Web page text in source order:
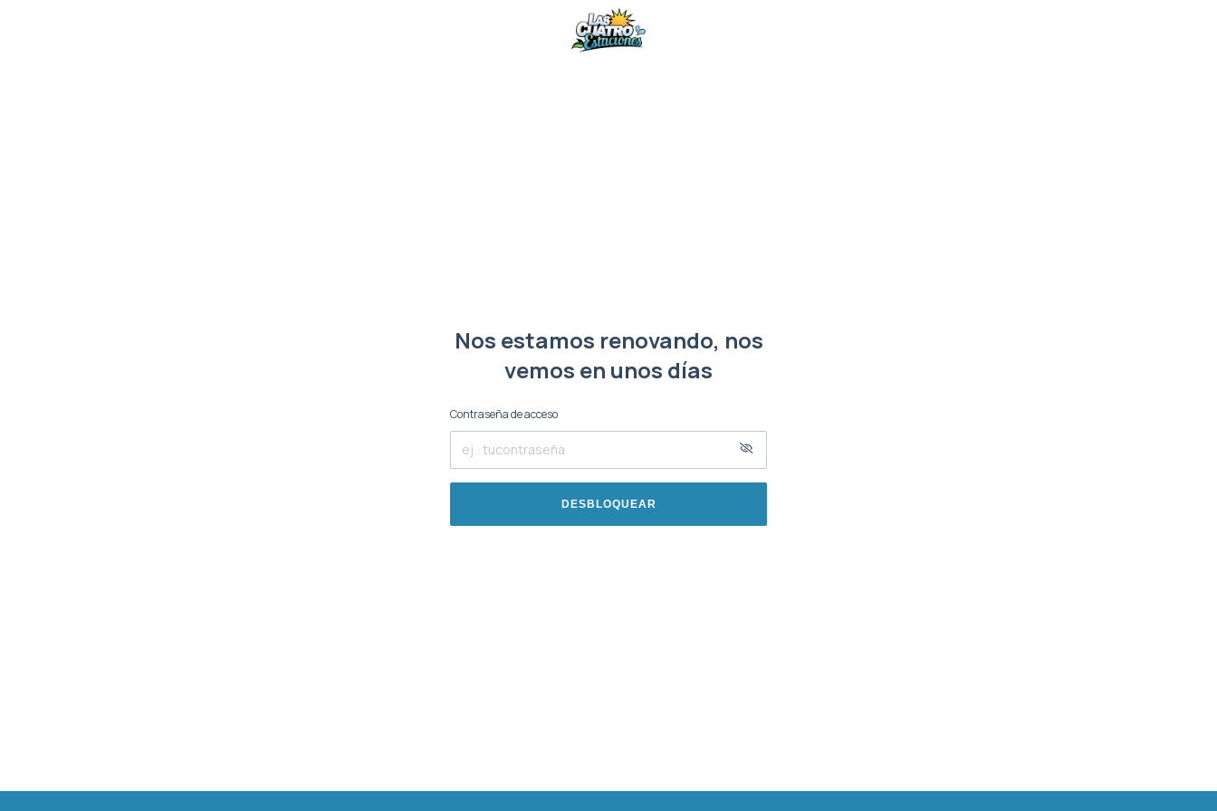
Nos estamos renovando, nos
vemos en unos días
Contraseña de acceso
DESBLOQUEAR